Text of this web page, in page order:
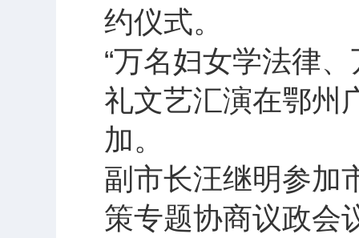
约仪式。
“万名妇女学法律
礼文艺汇演在鄂州
加。
副市长汪继明参加
策专题协商议政会